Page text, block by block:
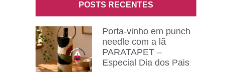
POSTS RECENTES
Porta-vinho em punch
needle com a lã
PARATAPET –
Especial Dia dos Pais